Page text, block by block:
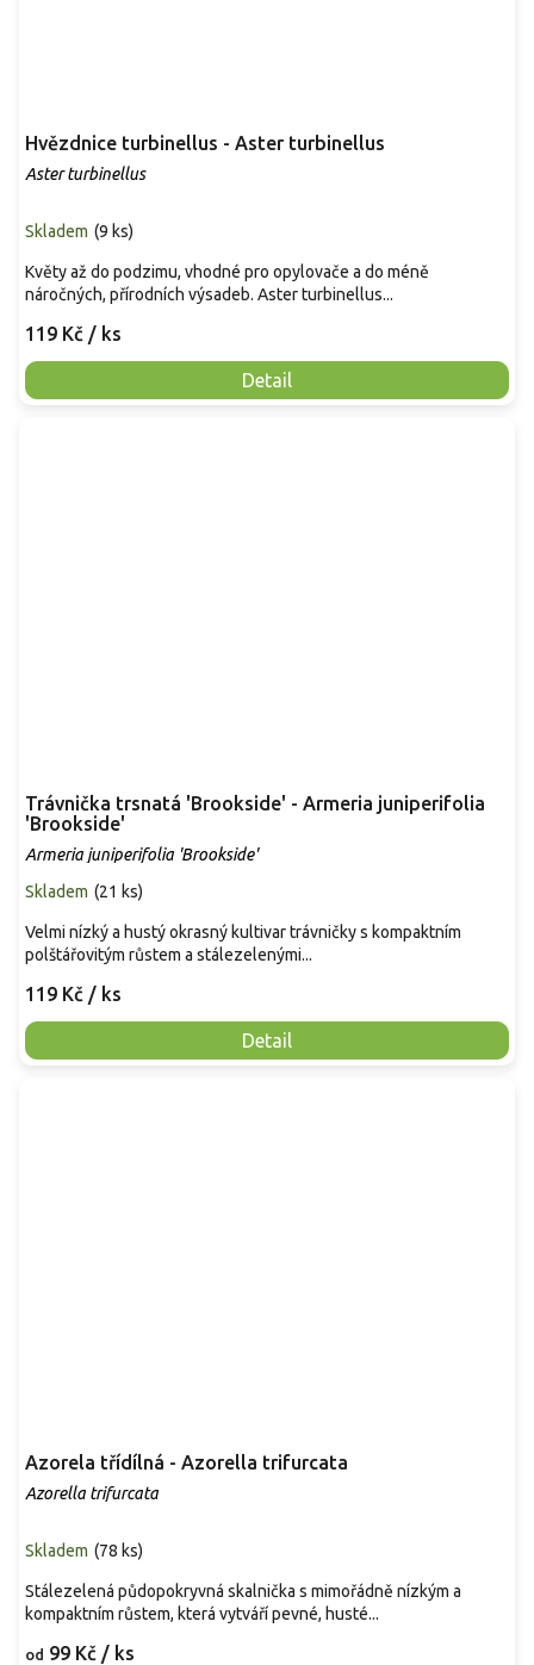
Hvězdnice turbinellus - Aster turbinellus
Aster turbinellus
Skladem (9 ks)
119 Kč / ks
Detail
Květy až do podzimu, vhodné pro opylovače a do méně
náročných, přírodních výsadeb. Aster turbinellus...
Trávnička trsnatá 'Brookside' - Armeria juniperifolia
'Brookside'
Armeria juniperifolia 'Brookside'
Skladem (21 ks)
119 Kč / ks
Detail
Velmi nízký a hustý okrasný kultivar trávničky s kompaktním
polštářovitým růstem a stálezelenými...
Azorela třídílná - Azorella trifurcata
Azorella trifurcata
Skladem (78 ks)
od 99 Kč / ks
Stálezelená půdopokryvná skalnička s mimořádně nízkým a
kompaktním růstem, která vytváří pevné, husté...